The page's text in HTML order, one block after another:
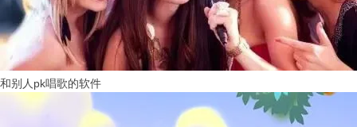
和别人pk唱歌的软件